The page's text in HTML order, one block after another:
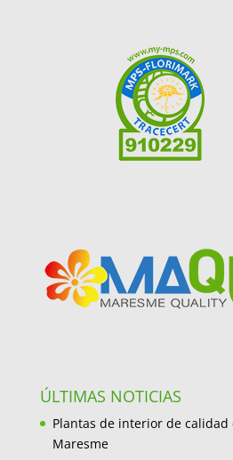
ÚLTIMAS NOTICIAS
Plantas de interior de calidad
Maresme